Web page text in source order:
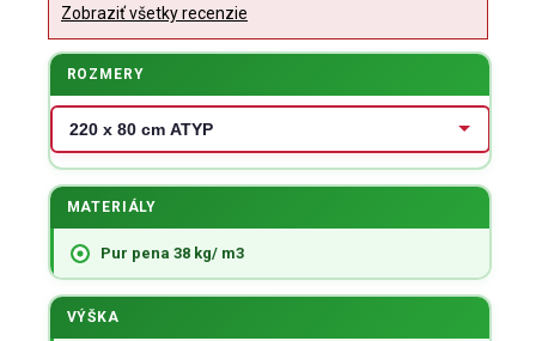
Zobraziť všetky recenzie
ROZMERY
MATERIÁLY
Pur pena 38 kg/ m3
VÝŠKA